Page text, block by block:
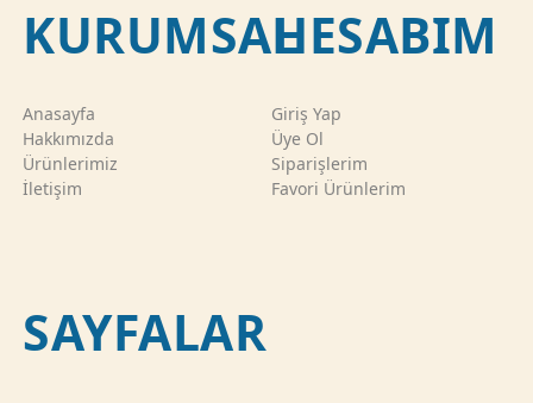
KURUMSAL
Anasayfa
Hakkımızda
Ürünlerimiz
İletişim
HESABIM
Giriş Yap
Üye Ol
Siparişlerim
Favori Ürünlerim
SAYFALAR